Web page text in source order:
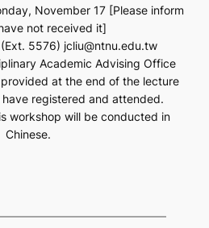
November 17 [Please inform
not received it]
5576) jcliu@ntnu.edu.tw
Academic Advising Office
at the end of the lecture
registered and attended.
workshop will be conducted in
Chinese.